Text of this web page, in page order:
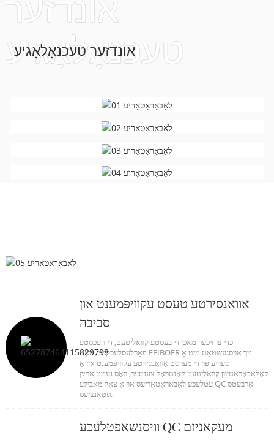
אונדזער טעכנאָלאָגיע
אונדזער
טעכנאָלאָגיע
אַוואַנסירטע טעסט עקוויפּמענט און
סביבה
כדי צו זיכער מאַכן די בעסטע קוואַליטעט, די העכסטע
פאַרלעסלעכקייט, האָט FEIBOER זיך אויסגעשטאַט מיט אַ
סעריע פון ​​די מערסט אַוואַנסירטע עקוויפּמענט אין אַ
קאָלאַבאָראַטיוון קוואַליטעט קאָנטראָל צענטער, וואָס נעמט אַרײַן
עטלעכע לאַבאָראַטאָריעס און אַ צאָל מאָבילע QC אַרבעטס
סטאַנציעס.
וויסנשאפטלעכע QC מעקאניזם